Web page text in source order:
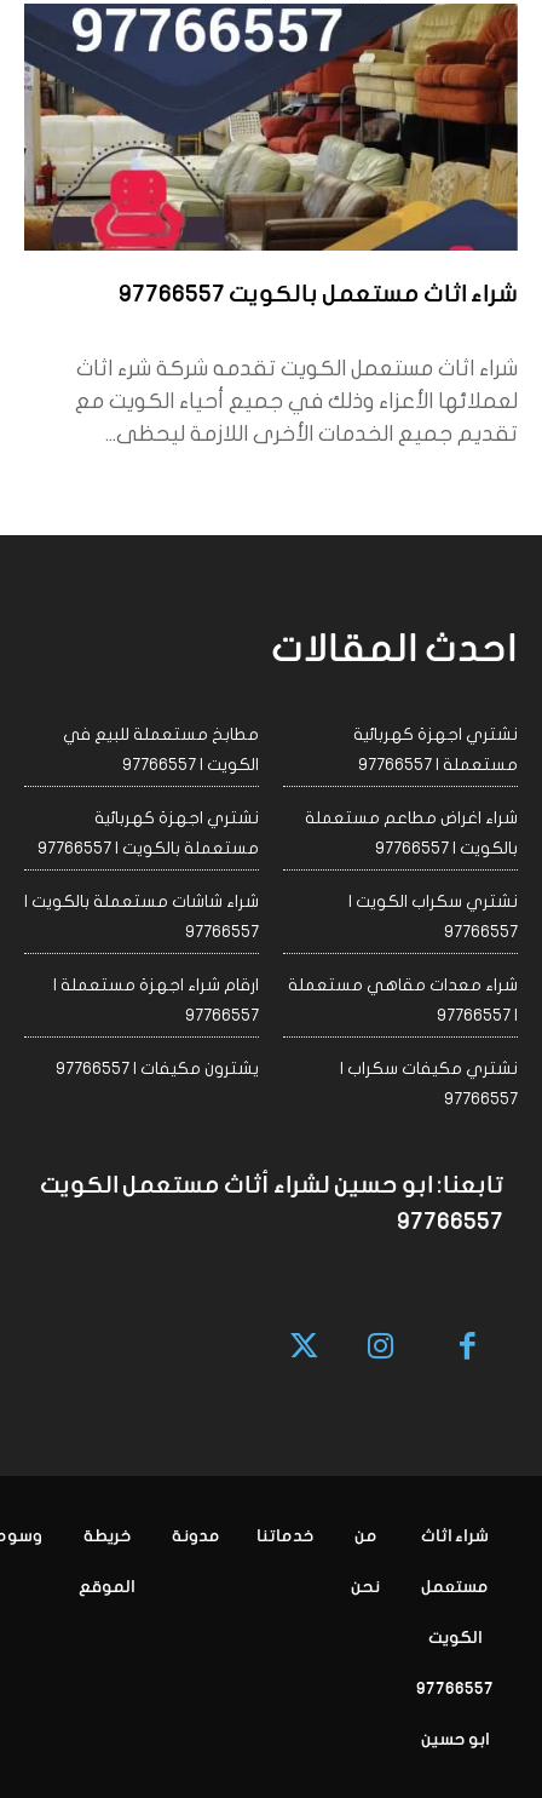
شراء اثاث مستعمل بالكويت 97766557
شراء اثاث مستعمل الكويت تقدمه شركة شرء اثاث
لعملائها الأعزاء وذلك في جميع أحياء الكويت مع
تقديم جميع الخدمات الأخرى اللازمة ليحظى...
احدث المقالات
نشتري اجهزة كهربائية
مستعملة | 97766557
مطابخ مستعملة للبيع في
الكويت | 97766557
شراء اغراض مطاعم مستعملة
بالكويت | 97766557
نشتري اجهزة كهربائية
مستعملة بالكويت | 97766557
نشتري سكراب الكويت |
97766557
شراء شاشات مستعملة بالكويت |
97766557
شراء معدات مقاهي مستعملة
| 97766557
ارقام شراء اجهزة مستعملة |
97766557
نشتري مكيفات سكراب |
97766557
يشترون مكيفات | 97766557
تابعنا: ابو حسين لشراء أثاث مستعمل الكويت
97766557
شراء اثاث
مستعمل
الكويت
97766557
ابو حسين
من
نحن
خدماتنا مدونة خريطة
الموقع